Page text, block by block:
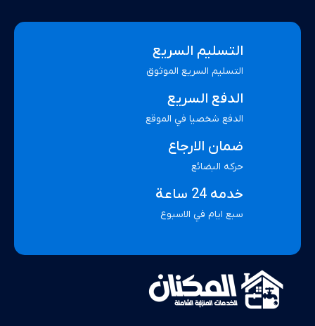
التسليم السريع
التسليم السريع الموثوق
الدفع السريع
الدفع شخصيا في الموقع
ضمان الارجاع
حركه البضائع
خدمه 24 ساعة
سبع ايام في الاسبوع